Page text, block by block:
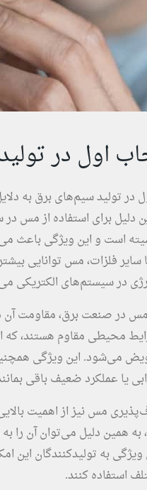
اول در
در تولید سیم‌های برق به
برای استفاده از مس
است و این ویژگی باعث
فلزات، مس توانایی
در سیستم‌های الکتریکی
مس در صنعت برق، مقاومت
محیطی مقاوم هستند، که
می‌شود. این ویژگی
یا عملکرد ضعیف باقی
مس نیز از اهمیت
همین دلیل می‌توان آن را
به تولیدکنندگان
استفاده کنند.